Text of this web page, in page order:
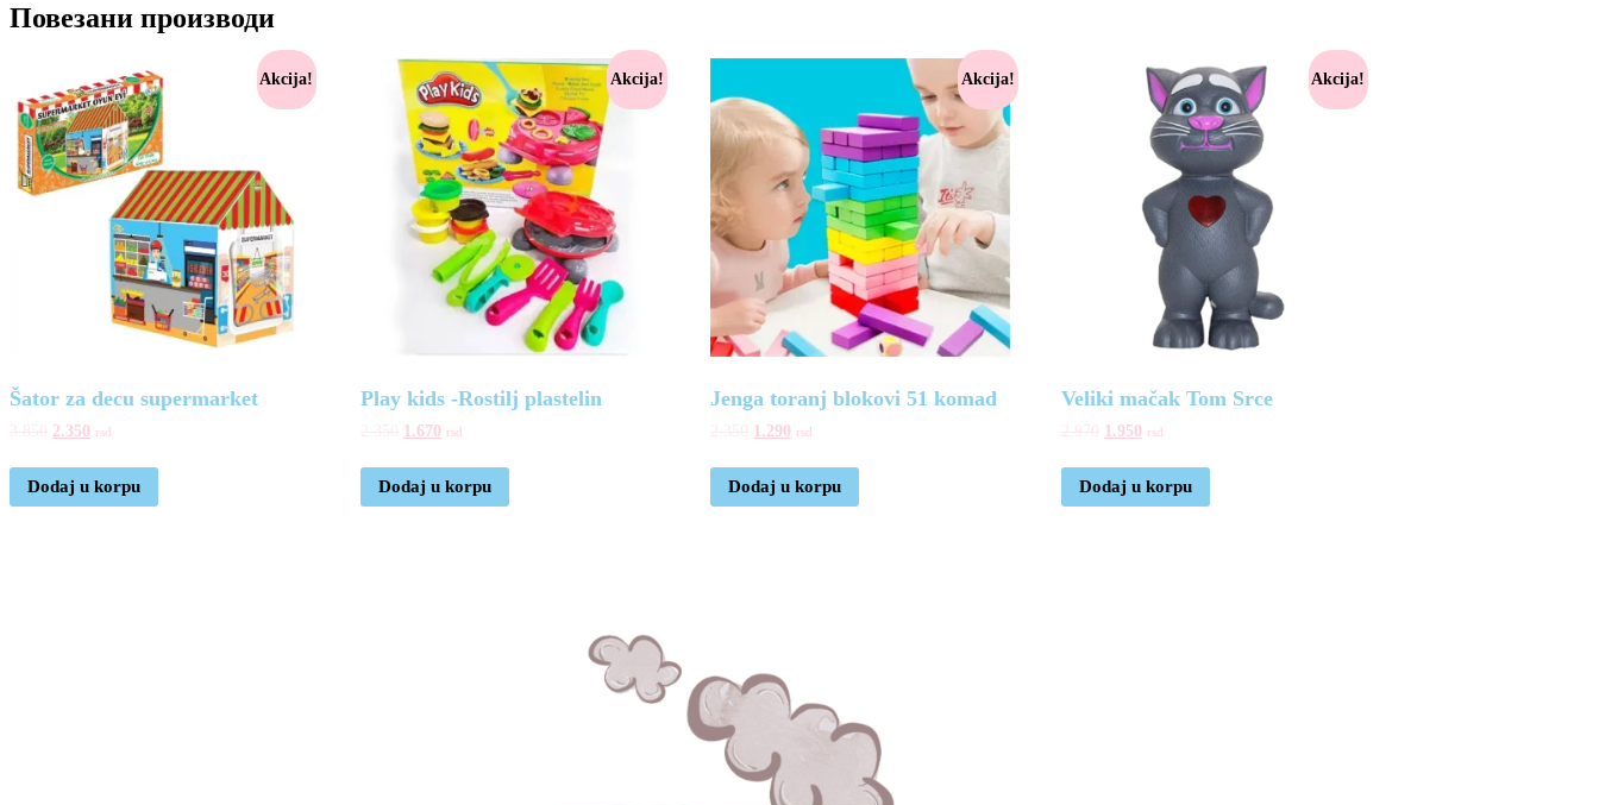
Повезани производи
Akcija!
Šator za decu supermarket
2.350 rsd
Dodaj u korpu
Akcija!
Play kids -Rostilj plastelin
1.670 rsd
Dodaj u korpu
Akcija!
Jenga toranj blokovi 51 komad
1.290 rsd
Dodaj u korpu
Akcija!
Veliki mačak Tom Srce
1.950 rsd
Dodaj u korpu